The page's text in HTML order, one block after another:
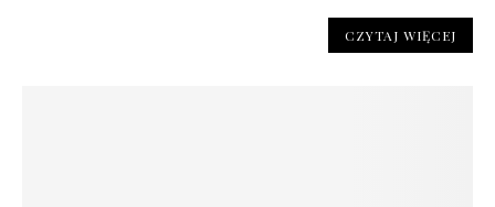
CZYTAJ WIĘCEJ